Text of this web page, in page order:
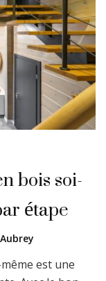
bois soi-
étape
Aubrey
est une